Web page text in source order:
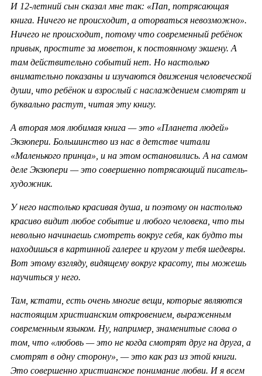
И 12-летний сын сказал мне так: «Пап, потрясающая
книга. Ничего не происходит, а оторваться невозможно».
Ничего не происходит, потому что современный ребёнок
привык, простите за моветон, к постоянному экшену. А
там действительно событий нет. Но настолько
внимательно показаны и изучаются движения человеческой
души, что ребёнок и взрослый с наслаждением смотрят и
буквально растут, читая эту книгу.
А вторая моя любимая книга — это «Планета людей»
Экзюпери. Большинство из нас в детстве читали
«Маленького принца», и на этом остановились. А на самом
деле Экзюпери — это совершенно потрясающий писатель-
художник.
У него настолько красивая душа, и поэтому он настолько
красиво видит любое событие и любого человека, что ты
невольно начинаешь смотреть вокруг себя, как будто ты
находишься в картинной галерее и кругом у тебя шедевры.
Вот этому взгляду, видящему вокруг красоту, ты можешь
научиться у него.
Там, кстати, есть очень многие вещи, которые являются
настоящим христианским откровением, выраженным
современным языком. Ну, например, знаменитые слова о
том, что «любовь — это не когда смотрят друг на друга, а
смотрят в одну сторону», — это как раз из этой книги.
Это совершенно христианское понимание любви. И я всем